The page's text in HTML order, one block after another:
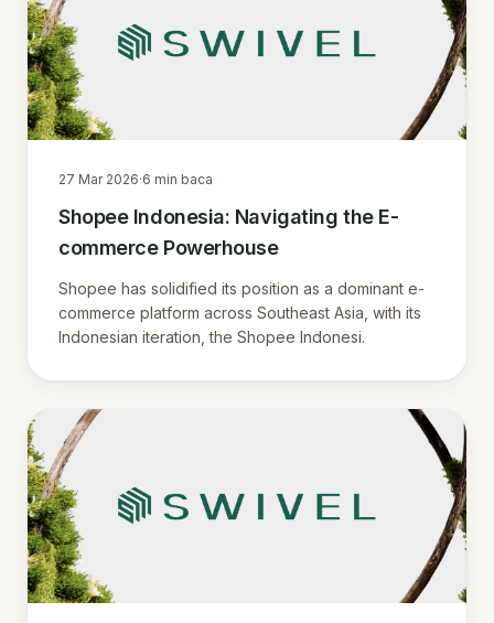
27 Mar 2026·6 min baca
Shopee Indonesia: Navigating the E-
commerce Powerhouse
Shopee has solidified its position as a dominant e-
commerce platform across Southeast Asia, with its
Indonesian iteration, the Shopee Indonesi.